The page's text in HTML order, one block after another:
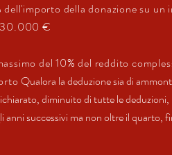
della donazione su un
30.000 €
del 10% del reddito
Qualora la deduzione sia di
diminuito di tutte le deduzioni,
anni successivi ma non oltre il quarto,